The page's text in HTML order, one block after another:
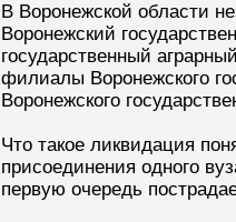
В Воронежской области
Воронежский
государственный
филиалы Воронежского
Воронежского
Что такое ликвидация
присоединения одного
первую очередь